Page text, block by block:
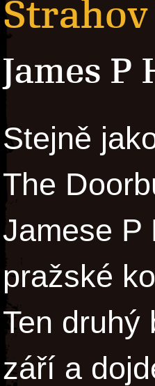
Strahov
James P
Stejně
The
Jamese P
pražské
Ten druhý
září a